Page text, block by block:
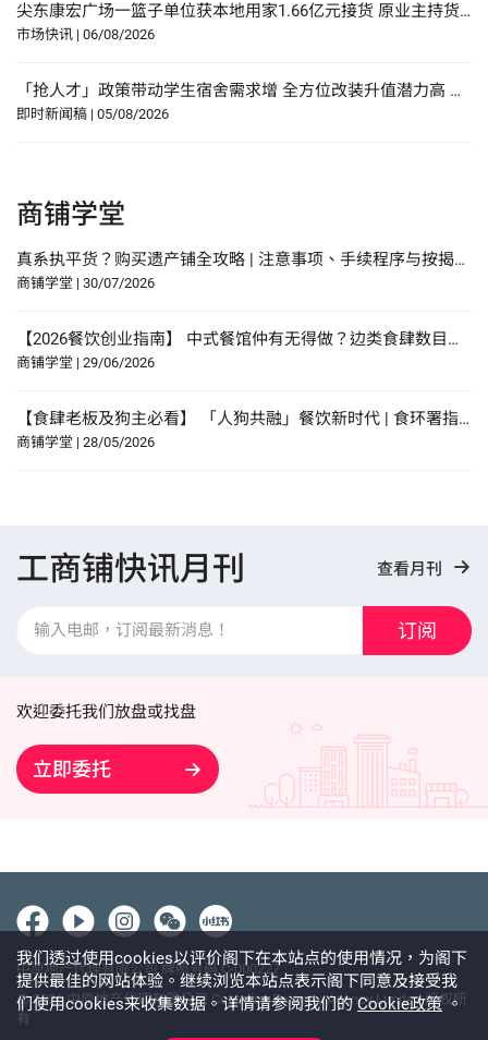
尖东康宏广场一篮子单位获本地用家1.66亿元接货 原业主持货22年赚27%
市场快讯 | 06/08/2026
「抢人才」政策带动学生宿舍需求增 全方位改装升值潜力高 佐敦庙街95至97号全幢独家放售 意向价约1.08亿元
即时新闻稿 | 05/08/2026
商铺学堂
真系执平货？购买遗产铺全攻略 | 注意事项、手续程序与按揭申请指南
商铺学堂 | 30/07/2026
【2026餐饮创业指南】 中式餐馆仲有无得做？边类食肆数目增幅最多？研究报告中寻找餐饮创业贴士？
商铺学堂 | 29/06/2026
【食肆老板及狗主必看】 「人狗共融」餐饮新时代 | 食环署指引懒人包！
商铺学堂 | 28/05/2026
工商铺快讯月刊 查看月刊
订阅
欢迎委托我们放盘或找盘
立即委托
中原地产代理有限公司 牌照号码 C-000227
@ 2026 中原地产代理有限公司 Centaline Property Agency Limited 版权所
有
我们透过使用cookies以评价阁下在本站点的使用情况，为阁下
提供最佳的网站体验。继续浏览本站点表示阁下同意及接受我
们使用cookies来收集数据。详情请参阅我们的Cookie政策。